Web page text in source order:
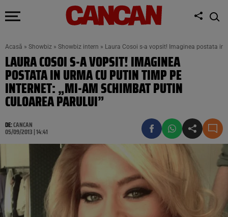
Acasă » Showbiz » Showbiz intern » Laura Cosoi s-a vopsit! Imaginea postata
LAURA COSOI S-A VOPSIT! IMAGINEA
POSTATA IN URMA CU PUTIN TIMP PE
INTERNET: „MI-AM SCHIMBAT PUTIN
CULOAREA PARULUI”
DE:CANCAN
05/09/2013 | 14:41